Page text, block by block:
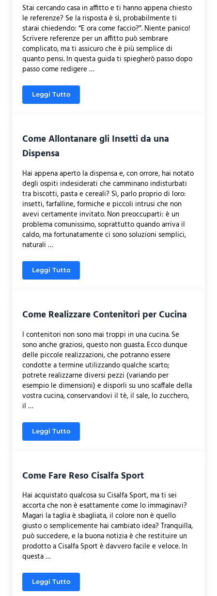
Stai cercando casa in affitto e ti hanno appena chiesto
le referenze? Se la risposta è sì, probabilmente ti
starai chiedendo: “E ora come faccio?”. Niente panico!
Scrivere referenze per un affitto può sembrare
complicato, ma ti assicuro che è più semplice di
quanto pensi. In questa guida ti spiegherò passo dopo
passo come redigere …
Leggi TuttoCome Scrivere le Referenze per la Locazione
Come Allontanare gli Insetti da una
Dispensa
Hai appena aperto la dispensa e, con orrore, hai notato
degli ospiti indesiderati che camminano indisturbati
tra biscotti, pasta e cereali? Sì, parlo proprio di loro:
insetti, farfalline, formiche e piccoli intrusi che non
avevi certamente invitato. Non preoccuparti: è un
problema comunissimo, soprattutto quando arriva il
caldo, ma fortunatamente ci sono soluzioni semplici,
naturali …
Leggi TuttoCome Allontanare gli Insetti da una Dispensa
Come Realizzare Contenitori per Cucina
I contenitori non sono mai troppi in una cucina. Se
sono anche graziosi, questo non guasta. Ecco dunque
delle piccole realizzazioni, che potranno essere
condotte a termine utilizzando qualche scarto;
potrete realizzarne diversi pezzi (variando per
esempio le dimensioni) e disporli su uno scaffale della
vostra cucina, conservandovi il tè, il sale, lo zucchero,
il …
Leggi TuttoCome Realizzare Contenitori per Cucina
Come Fare Reso Cisalfa Sport
Hai acquistato qualcosa su Cisalfa Sport, ma ti sei
accorta che non è esattamente come lo immaginavi?
Magari la taglia è sbagliata, il colore non è quello
giusto o semplicemente hai cambiato idea? Tranquilla,
può succedere, e la buona notizia è che restituire un
prodotto a Cisalfa Sport è davvero facile e veloce. In
questa …
Leggi TuttoCome Fare Reso Cisalfa Sport